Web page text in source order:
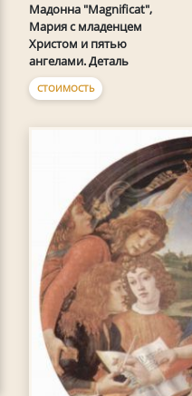
Мадонна "Magnificat",
Мария с младенцем
Христом и пятью
ангелами. Деталь
СТОИМОСТЬ